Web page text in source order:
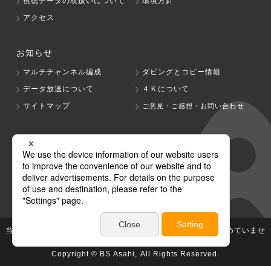
アクセス
お知らせ
マルチチャンネル編成
ダビングとコピー情報
データ放送について
４Ｋについて
サイトマップ
ご意見・ご感想・お問い合わせ
グループ会社
テレビ朝日 テレ朝チャンネル
当社が著作権、著作隣接権を有する放送番組等の無断利用は認めていませ
ん。
Copyright © BS Asahi, All Rights Reserved.